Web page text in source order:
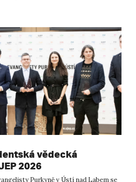
vědecká
2026
Purkyně v Ústí nad Labem se